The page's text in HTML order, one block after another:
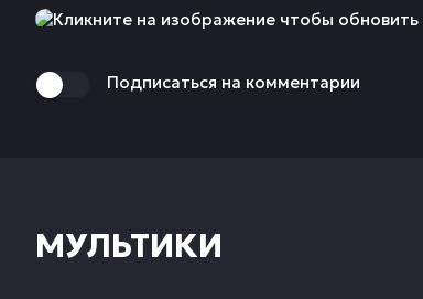
Подписаться на комментарии
МУЛЬТИКИ